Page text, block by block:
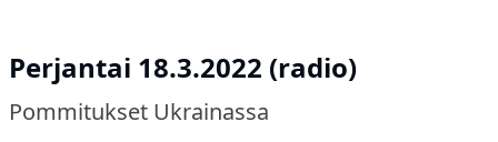
Perjantai 18.3.2022 (radio)
Pommitukset Ukrainassa